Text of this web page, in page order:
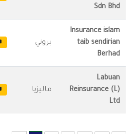
Sdn Bhd
Insurance islam
taib sendirian
Berhad
بروني
Labuan
Reinsurance (L)
Ltd
ماليزيا